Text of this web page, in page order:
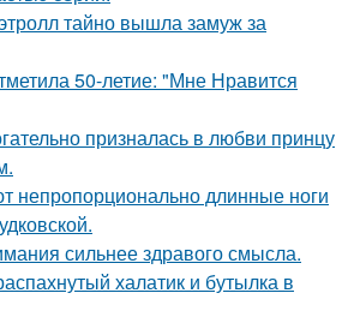
тайно вышла замуж за
50-летие: "Мне Нравится
призналась в любви принцу
непропорционально длинные ноги
сильнее здравого смысла.
халатик и бутылка в